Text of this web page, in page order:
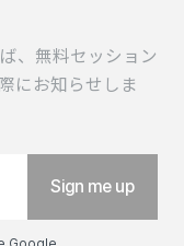
、無料セッション
にお知らせしま